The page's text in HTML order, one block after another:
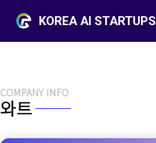
KOREA AI STARTUPS
COMPANY INFO
와트